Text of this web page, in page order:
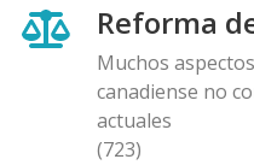
Reforma
Muchos
canadiense no
actuales
(723)